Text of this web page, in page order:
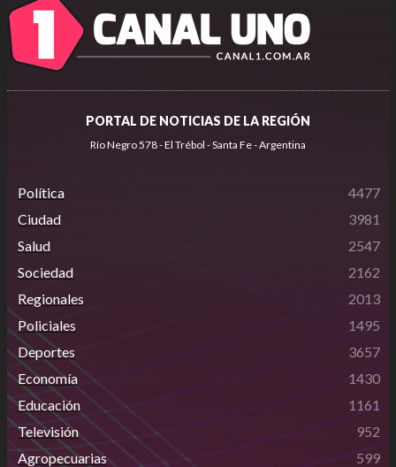
PORTAL DE NOTICIAS DE LA REGIÓN
Río Negro 578 - El Trébol - Santa Fe - Argentina
Política
4477
Ciudad
3981
Salud
2547
Sociedad
2162
Regionales
2013
Policiales
1495
Deportes
3657
Economía
1430
Educación
1161
Televisión
952
Agropecuarias
599